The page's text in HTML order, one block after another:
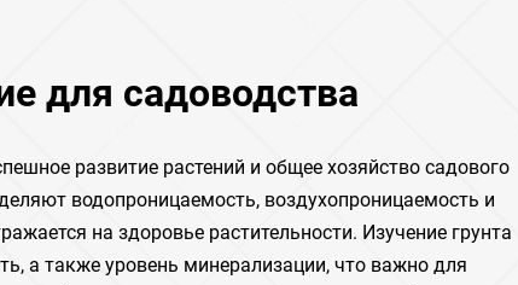
для садоводства
развитие растений и общее хозяйство садового
водопроницаемость, воздухопроницаемость и
на здоровье растительности. Изучение грунта
а также уровень минерализации, что важно для